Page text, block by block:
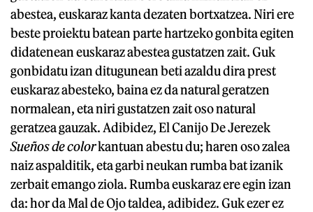
abestea, euskaraz kanta dezaten bortxatzea. Niri ere
beste proiektu batean parte hartzeko gonbita egiten
didatenean euskaraz abestea gustatzen zait. Guk
gonbidatu izan ditugunean beti azaldu dira prest
euskaraz abesteko, baina ez da natural geratzen
normalean, eta niri gustatzen zait oso natural
geratzea gauzak. Adibidez, El Canijo De Jerezek
Sueños de colorkantuan abestu du; haren oso zalea
naiz aspalditik, eta garbi neukan rumba bat izanik
zerbait emango ziola. Rumba euskaraz ere egin izan
da: hor da Mal de Ojo taldea, adibidez. Guk ezer ez